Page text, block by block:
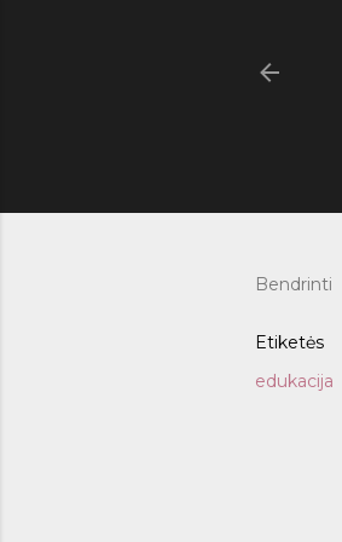
Bendrinti
Etiketės
edukacija